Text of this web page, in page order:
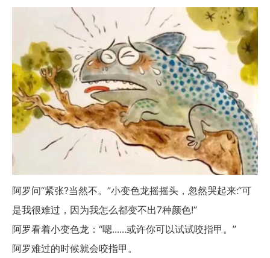
阿罗问“紧张?当然不。”小变色龙摇摇头，忽然哭起来:“可
是我很难过，因为我怎么都变不出7种颜色!”
阿罗看着小变色龙：“嗯......或许你可以试试咬指甲。”
阿罗难过的时候就会咬指甲。